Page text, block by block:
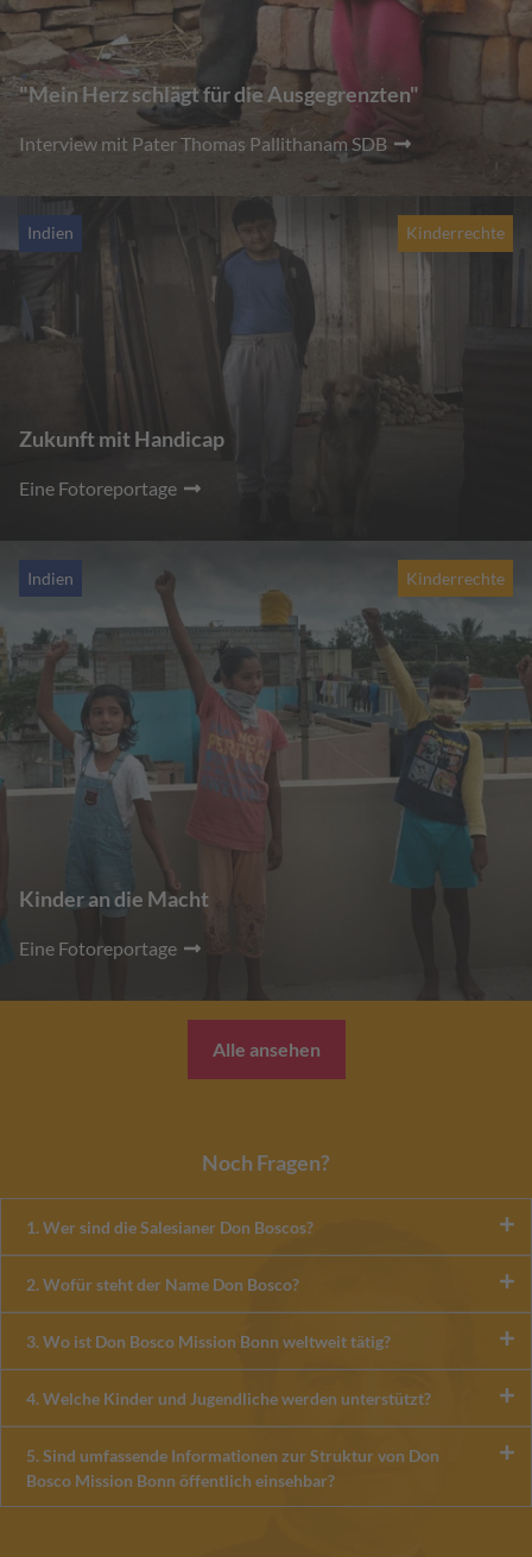
"Mein Herz schlägt für die Ausgegrenzten"
Interview mit Pater Thomas Pallithanam SDB
Indien Kinderrechte
Zukunft mit Handicap
Eine Fotoreportage
Indien Kinderrechte
Kinder an die Macht
Eine Fotoreportage
Alle ansehen
Noch Fragen?
1. Wer sind die Salesianer Don Boscos?
2. Wofür steht der Name Don Bosco?
3. Wo ist Don Bosco Mission Bonn weltweit tätig?
4. Welche Kinder und Jugendliche werden unterstützt?
5. Sind umfassende Informationen zur Struktur von Don
Bosco Mission Bonn öffentlich einsehbar?